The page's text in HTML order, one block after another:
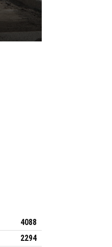
4088
2294